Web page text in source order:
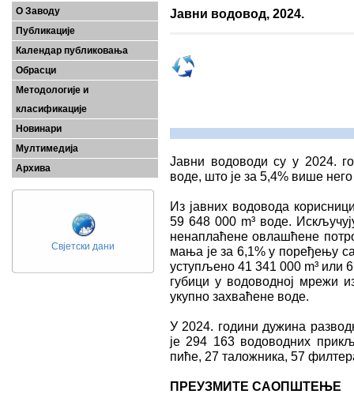
О Заводу
Публикације
Календар публиковања
Обрасци
Методологије и
класификације
Новинари
Мултимедија
Архива
Свјетски дани
Јавни водовод, 2024.
Јавни водоводи су у 2024.
воде, што је за 5,4% више
Из јавних водовода
59 648 000 m³ воде.
ненаплаћене овлашћене
мања је за 6,1% у поређењу
уступљено 41 341 000 m³ или
губици у водоводној мрежи
укупно захваћене воде.
У 2024. години дужина
је 294 163 водоводних
пиће, 27 таложника, 57
ПРЕУЗМИТЕ САОПШТЕЊЕ